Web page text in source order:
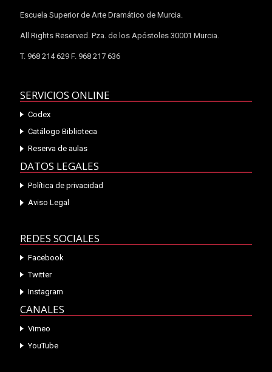
Escuela Superior de Arte Dramático de Murcia.
All Rights Reserved. Pza. de los Apóstoles 30001 Murcia.
T. 968 214 629 F. 968 217 636
SERVICIOS ONLINE
Codex
Catálogo Biblioteca
Reserva de aulas
DATOS LEGALES
Política de privacidad
Aviso Legal
REDES SOCIALES
Facebook
Twitter
Instagram
CANALES
Vimeo
YouTube